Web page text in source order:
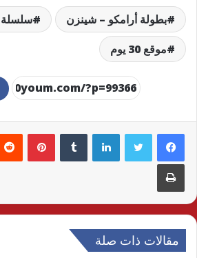
بطولة أرامكو – شينزن
سلسلة
موقع 30 يوم
لينكدإن
طباعة
مقالات ذات صلة